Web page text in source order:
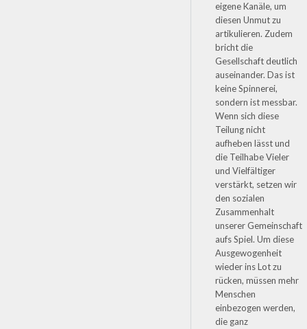
eigene Kanäle, um
diesen Unmut zu
artikulieren. Zudem
bricht die
Gesellschaft deutlich
auseinander. Das ist
keine Spinnerei,
sondern ist messbar.
Wenn sich diese
Teilung nicht
aufheben lässt und
die Teilhabe Vieler
und Vielfältiger
verstärkt, setzen wir
den sozialen
Zusammenhalt
unserer Gemeinschaft
aufs Spiel. Um diese
Ausgewogenheit
wieder ins Lot zu
rücken, müssen mehr
Menschen
einbezogen werden,
die ganz